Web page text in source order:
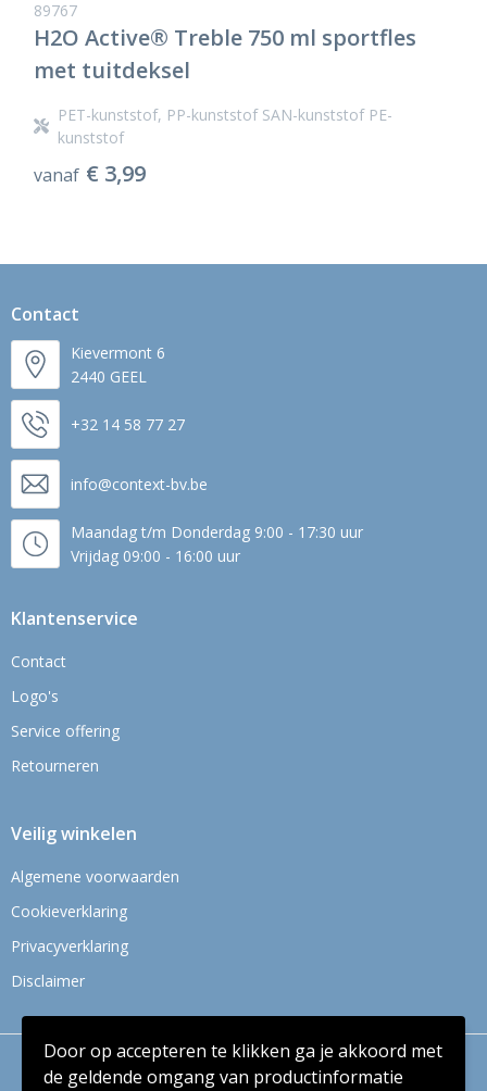
89767
H2O Active® Treble 750 ml sportfles
met tuitdeksel
PET-kunststof, PP-kunststof SAN-kunststof PE-
kunststof
vanaf € 3,99
Contact
Kievermont 6
2440 GEEL
+32 14 58 77 27
info@context-bv.be
Maandag t/m Donderdag 9:00 - 17:30 uur
Vrijdag 09:00 - 16:00 uur
Klantenservice
Contact
Logo's
Service offering
Retourneren
Veilig winkelen
Algemene voorwaarden
Cookieverklaring
Privacyverklaring
Disclaimer
© Copyright Context BV 2024
Door op accepteren te klikken ga je akkoord met
de geldende omgang van productinformatie